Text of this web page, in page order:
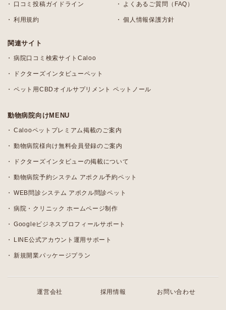
口コミ投稿ガイドライン よくあるご質問（FAQ）
利用規約 個人情報保護方針
関連サイト
病院口コミ検索サイトCaloo
ドクターズインタビューペット
ペット用CBDオイルサプリメント ペットノール
動物病院向けMENU
Calooペットプレミアム掲載のご案内
動物病院様向け無料会員登録のご案内
ドクターズインタビューの掲載について
動物病院予約システム アポクル予約ペット
WEB問診システム アポクル問診ペット
病院・クリニック ホームページ制作
Googleビジネスプロフィールサポート
LINE公式アカウント運用サポート
新規開業パッケージプラン
運営会社 採用情報 お問い合わせ